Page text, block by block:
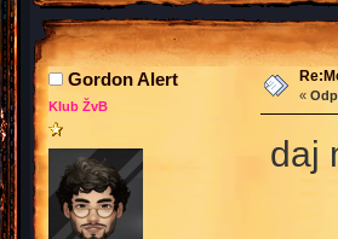
Gordon Alert
Klub ŽvB
«
daj